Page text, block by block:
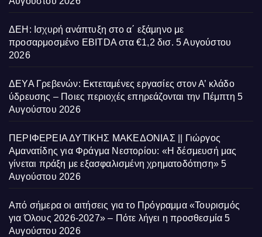
ΔΕΗ: Ισχυρή ανάπτυξη στο α΄ εξάμηνο με
προσαρμοσμένο EBITDA στα €1,2 δισ. 5 Αυγούστου
2026
ΔΕΥΑ Γρεβενών: Εκτεταμένες εργασίες στον Α’ κλάδο
ύδρευσης – Ποιες περιοχές επηρεάζονται την Πέμπτη 5
Αυγούστου 2026
ΠΕΡΙΦΕΡΕΙΑ ΔΥΤΙΚΗΣ ΜΑΚΕΔΟΝΙΑΣ || Γιώργος
Αμανατίδης για Φράγμα Νεστορίου: «Η δέσμευσή μας
γίνεται πράξη με εξασφαλισμένη χρηματοδότηση» 5
Αυγούστου 2026
Από σήμερα οι αιτήσεις για το Πρόγραμμα «Τουρισμός
για Όλους 2026-2027» – Πότε λήγει η προσθεσμία 5
Αυγούστου 2026